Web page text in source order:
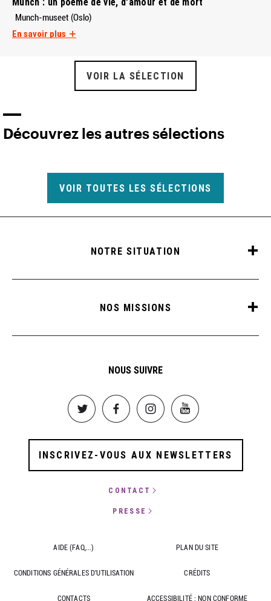
Munch-museet (Oslo)
En savoir plus
VOIR LA SÉLECTION
Découvrez les autres sélections
VOIR TOUTES LES SÉLECTIONS
NOTRE SITUATION
NOS MISSIONS
NOUS SUIVRE
Image Image Image Image
INSCRIVEZ-VOUS AUX NEWSLETTERS
CONTACT
PRESSE
AIDE (FAQ,...) PLAN DU SITE
CONDITIONS GÉNÉRALES D'UTILISATION CRÉDITS
CONTACTS ACCESSIBILITÉ : NON CONFORME